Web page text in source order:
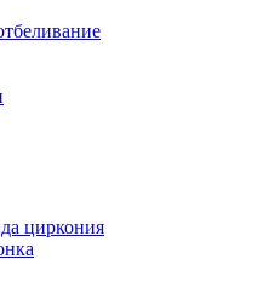
циркония